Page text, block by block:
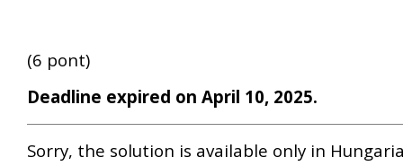
(6 pont)
Deadline expired on April 10, 2025.
Sorry, the solution is available only in